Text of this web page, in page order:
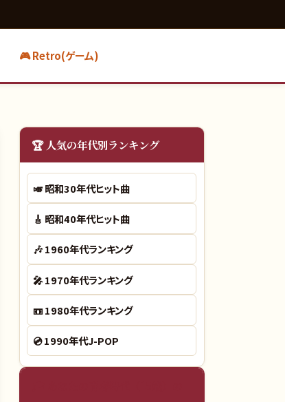
🎮 Retro(ゲーム)
🏆 人気の年代別ランキング
🎺昭和30年代ヒット曲
🎸 昭和40年代ヒット曲
🎶1960年代ランキング
🎤1970年代ランキング
📼1980年代ランキング
💿1990年代J-POP